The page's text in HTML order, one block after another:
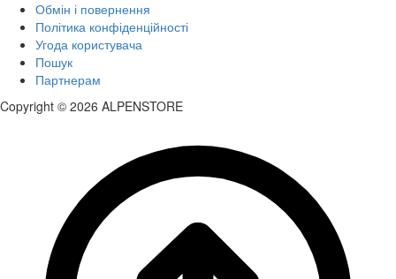
Обмін і повернення
Політика конфіденційності
Угода користувача
Пошук
Партнерам
Copyright © 2026 ALPENSTORE